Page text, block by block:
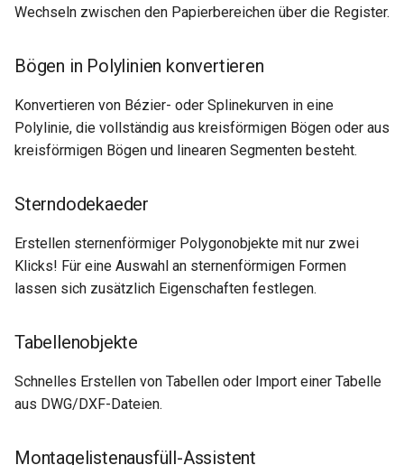
Wechseln zwischen den Papierbereichen über die Register.
Bögen in Polylinien konvertieren
Konvertieren von Bézier- oder Splinekurven in eine
Polylinie, die vollständig aus kreisförmigen Bögen oder aus
kreisförmigen Bögen und linearen Segmenten besteht.
Sterndodekaeder
Erstellen sternenförmiger Polygonobjekte mit nur zwei
Klicks! Für eine Auswahl an sternenförmigen Formen
lassen sich zusätzlich Eigenschaften festlegen.
Tabellenobjekte
Schnelles Erstellen von Tabellen oder Import einer Tabelle
aus DWG/DXF-Dateien.
Montagelistenausfüll-Assistent